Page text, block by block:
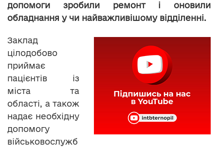
допомоги зробили ремонт і оновили
обладнання у чи найважливішому відділенні.
Заклад
цілодобово
приймає
пацієнтів із
міста та
області, а також
надає необхідну
допомогу
військовослужб